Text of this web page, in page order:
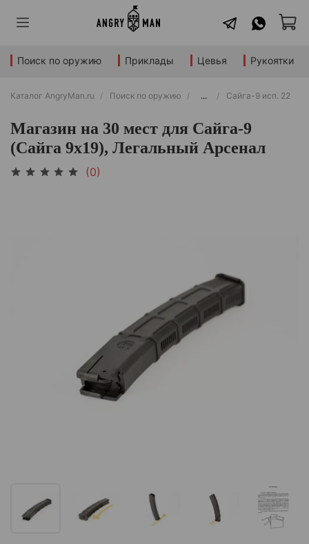
Поиск по оружию Приклады Цевья Рукоятки
Каталог AngryMan.ru Поиск по оружию ... Сайга-9 исп. 22
Магазин на 30 мест для Сайга-9
(Сайга 9х19), Легальный Арсенал
(0)